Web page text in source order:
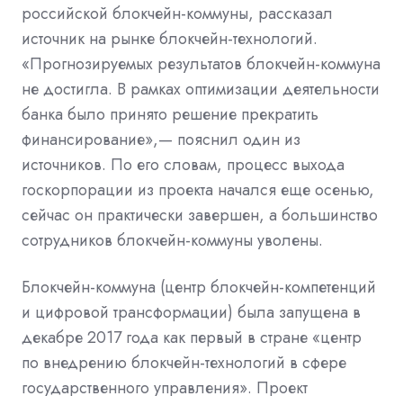
российской блокчейн-коммуны, рассказал
источник на рынке блокчейн-технологий.
«Прогнозируемых результатов блокчейн-коммуна
не достигла. В рамках оптимизации деятельности
банка было принято решение прекратить
финансирование»,— пояснил один из
источников. По его словам, процесс выхода
госкорпорации из проекта начался еще осенью,
сейчас он практически завершен, а большинство
сотрудников блокчейн-коммуны уволены.
Блокчейн-коммуна (центр блокчейн-компетенций
и цифровой трансформации) была запущена в
декабре 2017 года как первый в стране «центр
по внедрению блокчейн-технологий в сфере
государственного управления». Проект